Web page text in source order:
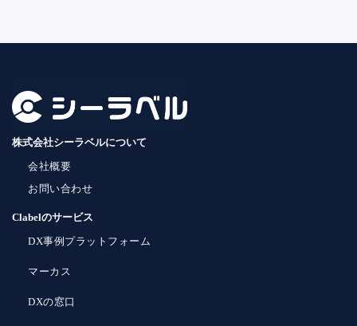
株式会社シーラベルについて
会社概要
お問い合わせ
Clabelのサービス
DX事例プラットフォーム
マーカス
DXの窓口